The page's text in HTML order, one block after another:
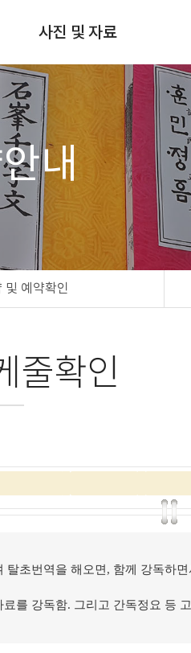
사진 및 자료
사진갤러리
내
및 예약확인
줄확인
초번역을 해오면, 함께 강독하
를 강독함. 그리고 간독정요 등